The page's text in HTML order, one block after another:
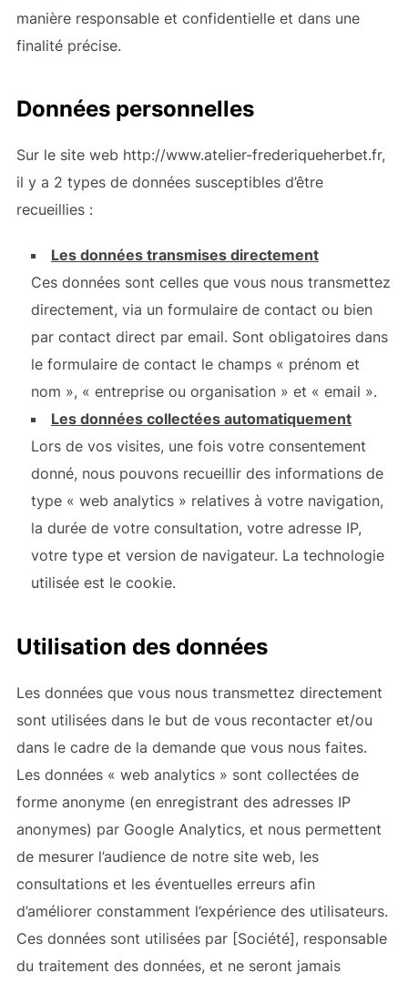
manière responsable et confidentielle et dans une
finalité précise.
Données personnelles
Sur le site web http://www.atelier-frederiqueherbet.fr,
il y a 2 types de données susceptibles d’être
recueillies :
Les données transmises directement
Ces données sont celles que vous nous transmettez
directement, via un formulaire de contact ou bien
par contact direct par email. Sont obligatoires dans
le formulaire de contact le champs « prénom et
nom », « entreprise ou organisation » et « email ».
Les données collectées automatiquement
Lors de vos visites, une fois votre consentement
donné, nous pouvons recueillir des informations de
type « web analytics » relatives à votre navigation,
la durée de votre consultation, votre adresse IP,
votre type et version de navigateur. La technologie
utilisée est le cookie.
Utilisation des données
Les données que vous nous transmettez directement
sont utilisées dans le but de vous recontacter et/ou
dans le cadre de la demande que vous nous faites.
Les données « web analytics » sont collectées de
forme anonyme (en enregistrant des adresses IP
anonymes) par Google Analytics, et nous permettent
de mesurer l’audience de notre site web, les
consultations et les éventuelles erreurs afin
d’améliorer constamment l’expérience des utilisateurs.
Ces données sont utilisées par [Société], responsable
du traitement des données, et ne seront jamais